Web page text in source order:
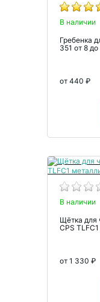
В наличии
Гребенка
351 от 8
от 440 ₽
В наличии
Щётка для
CPS
от 1 330 ₽